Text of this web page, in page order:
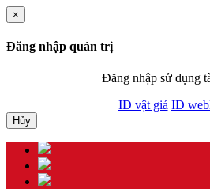
×
Đăng nhập quản trị
Đăng nhập sử dụng
ID vật giá ID
Hủy